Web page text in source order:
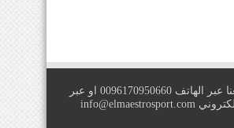
للتواصل معنا عبر الهاتف 0096170950660 او عبر
info@elmaestrosport.com